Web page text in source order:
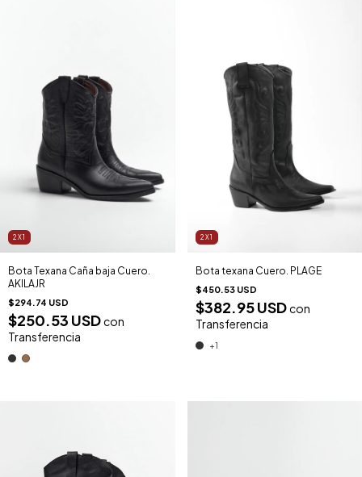
2X1
Bota Texana Caña baja Cuero.
AKILAJR
$294.74 USD
$250.53 USDcon
Transferencia
2X1
Bota texana Cuero. PLAGE
$450.53 USD
$382.95 USDcon
Transferencia
+1